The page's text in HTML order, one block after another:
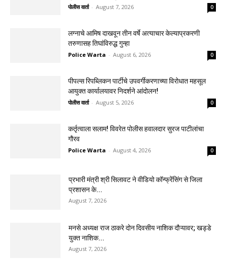
पोलीस वार्ता - August 7, 2026 0
लग्नाचे आमिष दाखवून तीन वर्षे अत्याचार केल्याप्रकरणी
तरुणासह तिघांविरुद्ध गुन्हा
Police Warta - August 6, 2026 0
पीपल्स रिपब्लिकन पार्टीचे उपवर्गीकरणाच्या विरोधात महसूल
आयुक्त कार्यालयावर निदर्शने आंदोलन!
पोलीस वार्ता - August 5, 2026 0
कर्तृत्वाला सलाम! विवरेत पोलीस हवालदार सुरज पाटीलांचा
गौरव
Police Warta - August 4, 2026 0
प्रभारी मंत्री श्री सिलावट ने वीडियो कॉन्फ्रेंसिंग से जिला
प्रशासन के...
August 7, 2026
मनसे अध्यक्ष राज ठाकरे दोन दिवसीय नाशिक दौऱ्यावर; खड्डे
युक्त नाशिक...
August 7, 2026